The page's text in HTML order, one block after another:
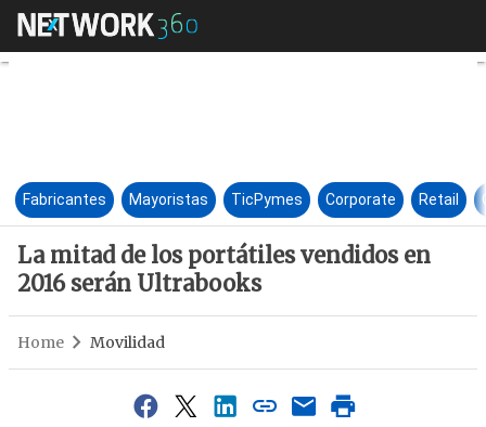
La mitad de los portátiles
Fabricantes Mayoristas TicPymes Corporate Retail
La mitad de los portátiles vendidos en
2016 serán Ultrabooks
Home Movilidad